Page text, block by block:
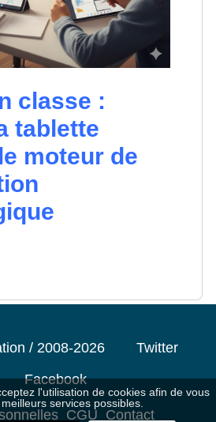
classe :
tablette
moteur de
/ 2008-2026
Twitter
Facebook
CGU Contact
l'utilisation de cookies afin de vous
services possibles.